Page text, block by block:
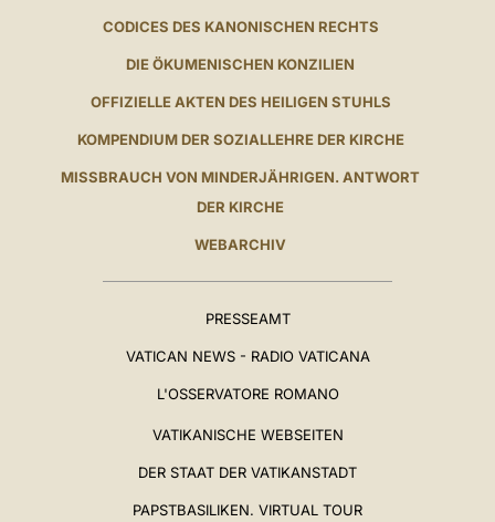
CODICES DES KANONISCHEN RECHTS
DIE ÖKUMENISCHEN KONZILIEN
OFFIZIELLE AKTEN DES HEILIGEN STUHLS
KOMPENDIUM DER SOZIALLEHRE DER KIRCHE
MISSBRAUCH VON MINDERJÄHRIGEN. ANTWORT
DER KIRCHE
WEBARCHIV
PRESSEAMT
VATICAN NEWS - RADIO VATICANA
L'OSSERVATORE ROMANO
VATIKANISCHE WEBSEITEN
DER STAAT DER VATIKANSTADT
PAPSTBASILIKEN. VIRTUAL TOUR